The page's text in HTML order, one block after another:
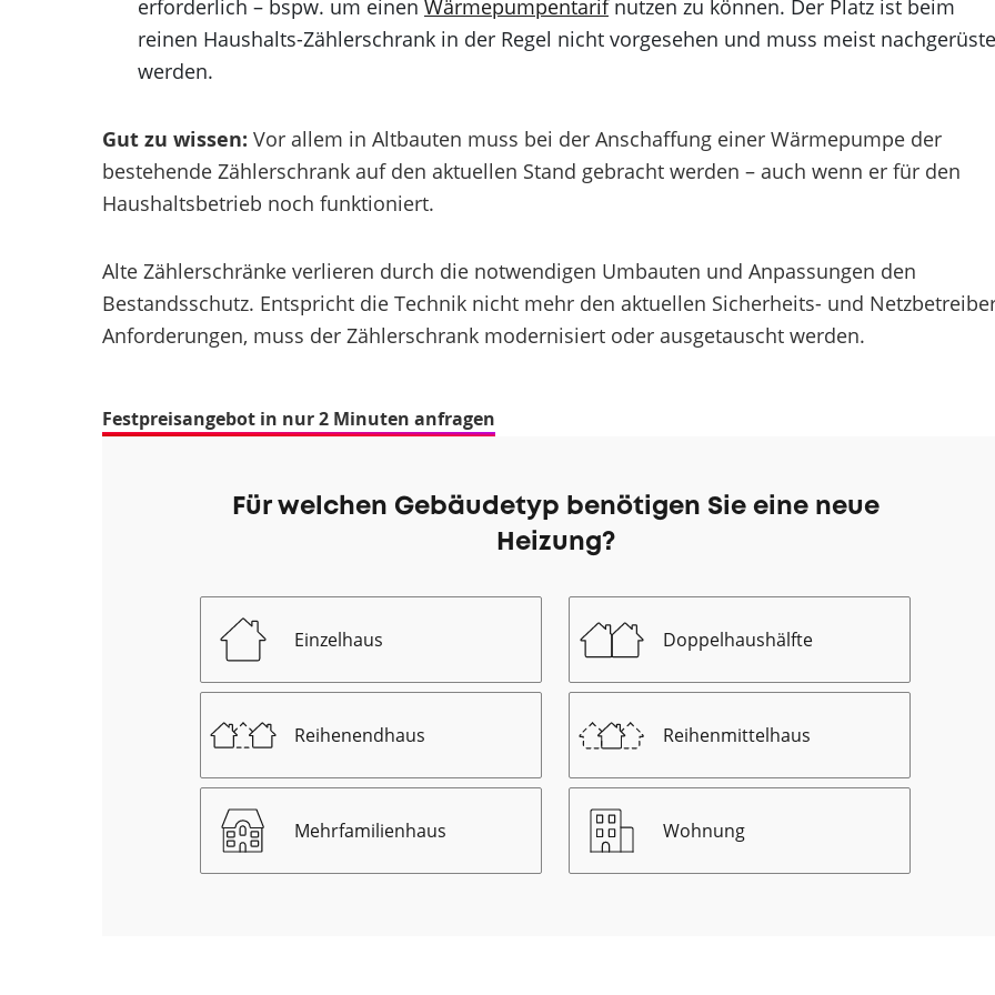
erforderlich – bspw. um einen Wärmepumpentarifnutzen zu können. Der Platz ist beim
reinen Haushalts-Zählerschrank in der Regel nicht vorgesehen und muss meist
werden.
Gut zu wissen: Vor allem in Altbauten muss bei der Anschaffung einer Wärmepumpe der
bestehende Zählerschrank auf den aktuellen Stand gebracht werden – auch wenn er für den
Haushaltsbetrieb noch funktioniert.
Alte Zählerschränke verlieren durch die notwendigen Umbauten und Anpassungen den
Bestandsschutz. Entspricht die Technik nicht mehr den aktuellen Sicherheits- und
Anforderungen, muss der Zählerschrank modernisiert oder ausgetauscht werden.
Festpreisangebot in nur 2 Minuten anfragen
Für welchen Gebäudetyp benötigen Sie eine neue
Heizung?
Einzelhaus Doppelhaushälfte
Reihenendhaus Reihenmittelhaus
Mehrfamilienhaus Wohnung